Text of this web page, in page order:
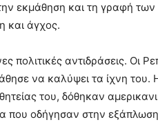
εκμάθηση και τη γραφή
και άγχος.
πολιτικές αντιδράσεις. Οι
να καλύψει τα ίχνη
θητείας του, δόθηκαν
που οδήγησαν στην